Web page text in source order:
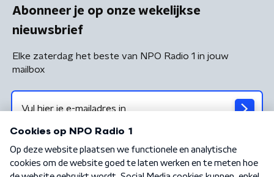
Abonneer je op onze wekelijkse
nieuwsbrief
Elke zaterdag het beste van NPO Radio 1 in jouw
mailbox